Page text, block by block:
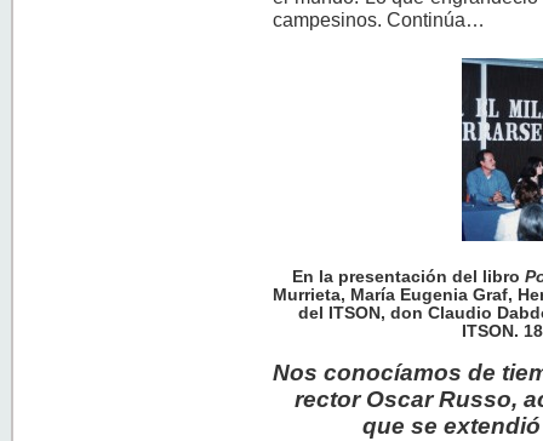
campesinos. Continúa…
En la presentación del libro
Murrieta, María Eugenia Graf,
del ITSON, don Claudio
ITSON.
Nos conocíamos de
rector Oscar Russo,
que se